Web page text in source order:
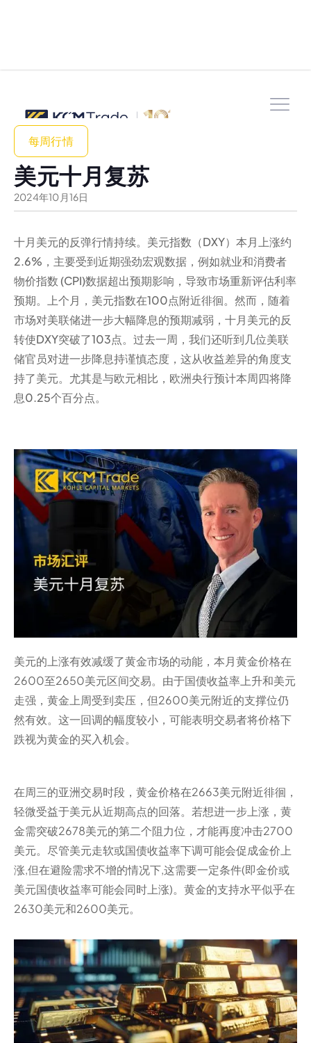
每周行情
美元十月复苏
2024年10 月16日
十月美元的反弹行情持续。美元指数（DXY）本月上涨约
2.6%，主要受到近期强劲宏观数据，例如就业和消费者
物价指数 (CPI)数据超出预期影响，导致市场重新评估利率
预期。上个月，美元指数在100点附近徘徊。然而，随着
市场对美联储进一步大幅降息的预期减弱，十月美元的反
转使DXY突破了103点。过去一周，我们还听到几位美联
储官员对进一步降息持谨慎态度，这从收益差异的角度支
持了美元。尤其是与欧元相比，欧洲央行预计本周四将降
息0.25个百分点。
美元的上涨有效减缓了黄金市场的动能，本月黄金价格在
2600至2650美元区间交易。由于国债收益率上升和美元
走强，黄金上周受到卖压，但2600美元附近的支撑位仍
然有效。这一回调的幅度较小，可能表明交易者将价格下
跌视为黄金的买入机会。
在周三的亚洲交易时段，黄金价格在2663美元附近徘徊，
轻微受益于美元从近期高点的回落。若想进一步上涨，黄
金需突破2678美元的第二个阻力位，才能再度冲击2700
美元。尽管美元走软或国债收益率下调可能会促成金价上
涨,但在避险需求不增的情况下,这需要一定条件(即金价或
美元国债收益率可能会同时上涨)。黄金的支持水平似乎在
2630美元和2600美元。